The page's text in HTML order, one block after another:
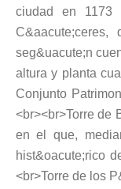
ciudad en
seg&uacute;n
altura y planta
Conjunto
<br><br>Torre de
en el que,
hist&oacute;rico
<br>Torre de los